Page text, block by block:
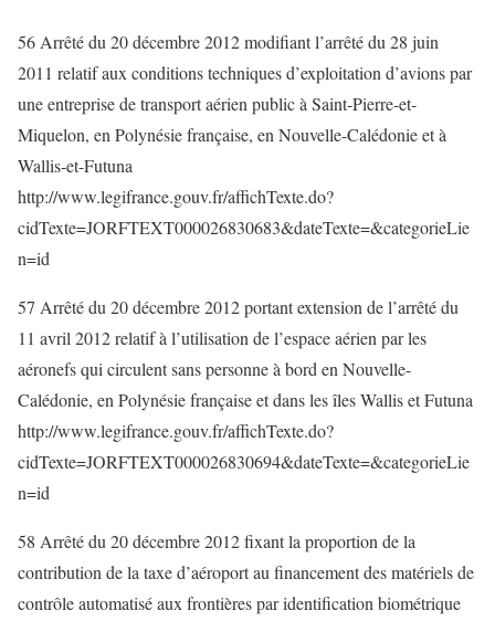
56 Arrêté du 20 décembre 2012 modifiant l’arrêté du 28 juin
2011 relatif aux conditions techniques d’exploitation d’avions par
une entreprise de transport aérien public à Saint-Pierre-et-
Miquelon, en Polynésie française, en Nouvelle-Calédonie et à
Wallis-et-Futuna
http://www.legifrance.gouv.fr/affichTexte.do?
cidTexte=JORFTEXT000026830683&dateTexte=&categorieLie
n=id
57 Arrêté du 20 décembre 2012 portant extension de l’arrêté du
11 avril 2012 relatif à l’utilisation de l’espace aérien par les
aéronefs qui circulent sans personne à bord en Nouvelle-
Calédonie, en Polynésie française et dans les îles Wallis et Futuna
http://www.legifrance.gouv.fr/affichTexte.do?
cidTexte=JORFTEXT000026830694&dateTexte=&categorieLie
n=id
58 Arrêté du 20 décembre 2012 fixant la proportion de la
contribution de la taxe d’aéroport au financement des matériels de
contrôle automatisé aux frontières par identification biométrique